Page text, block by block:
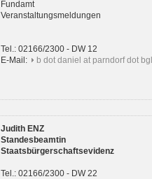
Fundamt
Veranstaltungsmeldungen
Tel.: 02166/2300 - DW 12
E-Mail:
b dot daniel at parndorf dot
Judith ENZ
Standesbeamtin
Staatsbürgerschaftsevidenz
Tel.: 02166/2300 - DW 22